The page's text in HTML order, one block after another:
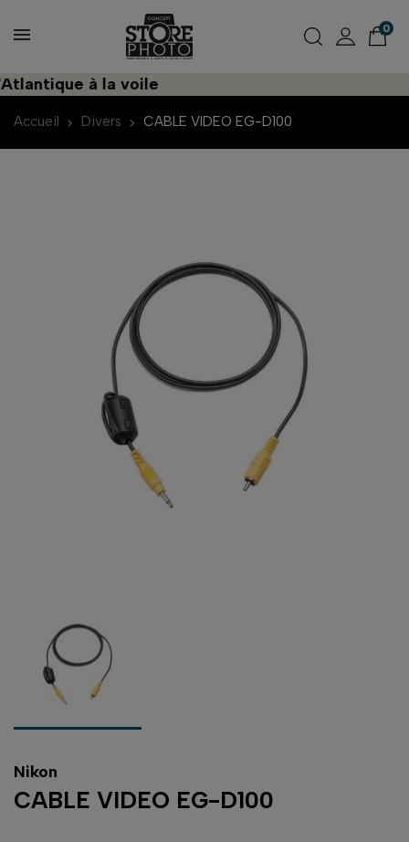
0
à la voile
Accueil Divers CABLE VIDEO EG-D100
Nikon
CABLE VIDEO EG-D100